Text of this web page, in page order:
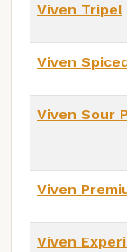
Viven Tripel
Viven
Viven Sour
Viven
Viven